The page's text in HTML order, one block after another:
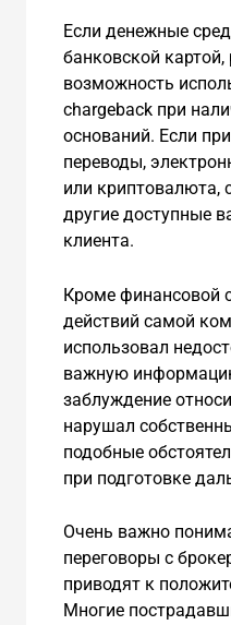
Если денежные
банковской картой,
возможность
chargeback при
оснований. Если
переводы,
или криптовалюта,
другие доступные
клиента.
Кроме финансовой
действий самой
использовал
важную
заблуждение
нарушал
подобные
при подготовке
Очень важно
переговоры с
приводят к
Многие